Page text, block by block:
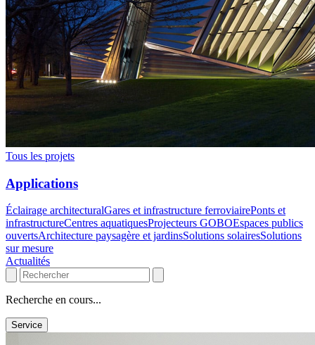
Tous les projets
Applications
Éclairage architecturalGares et infrastructure ferroviairePonts et
infrastructureCentres aquatiquesProjecteurs GOBOEspaces publics
ouvertsArchitecture paysagère et jardinsSolutions solairesSolutions
sur mesure
Actualités
Recherche en cours...
Service